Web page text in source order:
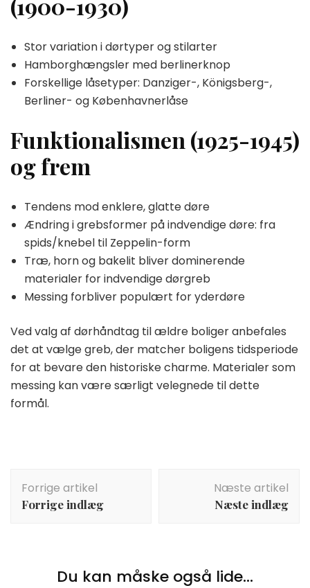
(1900-1930)
Stor variation i dørtyper og stilarter
Hamborghængsler med berlinerknop
Forskellige låsetyper: Danziger-, Königsberg-,
Berliner- og Københavnerlåse
Funktionalismen (1925-1945)
og frem
Tendens mod enklere, glatte døre
Ændring i grebsformer på indvendige døre: fra
spids/knebel til Zeppelin-form
Træ, horn og bakelit bliver dominerende
materialer for indvendige dørgreb
Messing forbliver populært for yderdøre
Ved valg af dørhåndtag til ældre boliger anbefales
det at vælge greb, der matcher boligens tidsperiode
for at bevare den historiske charme. Materialer som
messing kan være særligt velegnede til dette
formål.
Forrige artikel
Forrige indlæg
Næste artikel
Næste indlæg
Du kan måske også lide...